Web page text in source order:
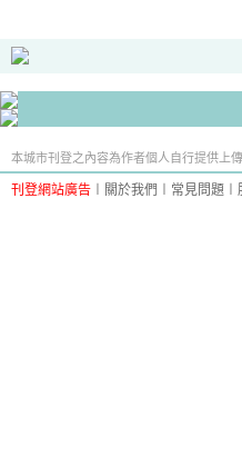
本城市刊登之內容為作者個人自行提供上
刊登網站廣告 關於我們 常見問題